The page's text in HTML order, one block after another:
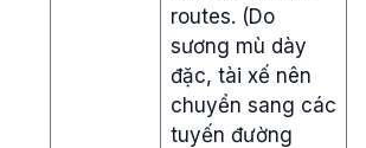
routes. (Do
sương mù dày
đặc, tài xế nên
chuyển sang các
tuyến đường